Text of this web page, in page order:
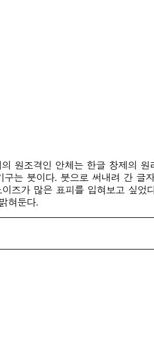
원조격인 안체는 한글 창제의
는 붓이다. 붓으로 써내려 간
즈가 많은 표피를 입혀보고 싶
혀둔다.